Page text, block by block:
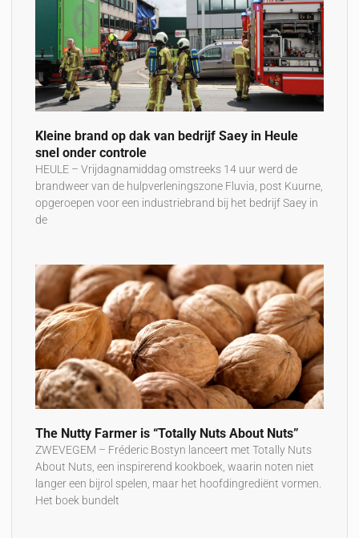
Kleine brand op dak van bedrijf Saey in Heule
snel onder controle
HEULE – Vrijdagnamiddag omstreeks 14 uur werd de
brandweer van de hulpverleningszone Fluvia, post Kuurne,
opgeroepen voor een industriebrand bij het bedrijf Saey in
de
The Nutty Farmer is “Totally Nuts About Nuts”
ZWEVEGEM – Fréderic Bostyn lanceert met Totally Nuts
About Nuts, een inspirerend kookboek, waarin noten niet
langer een bijrol spelen, maar het hoofdingrediënt vormen.
Het boek bundelt